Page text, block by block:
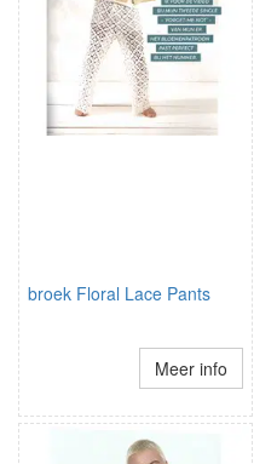
broek Floral Lace Pants
Meer info